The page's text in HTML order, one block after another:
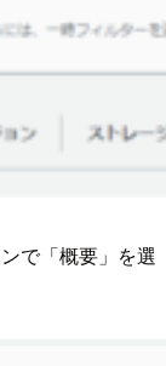
で「概要」を選